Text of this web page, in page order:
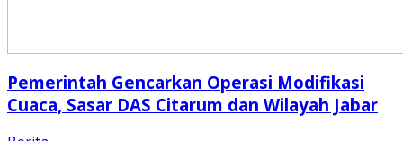
Pemerintah Gencarkan Operasi Modifikasi
Cuaca, Sasar DAS Citarum dan Wilayah Jabar